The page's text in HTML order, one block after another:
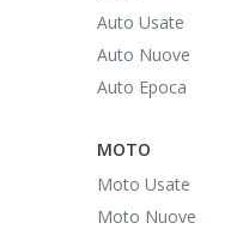
Auto Usate
Auto Nuove
Auto Epoca
MOTO
Moto Usate
Moto Nuove